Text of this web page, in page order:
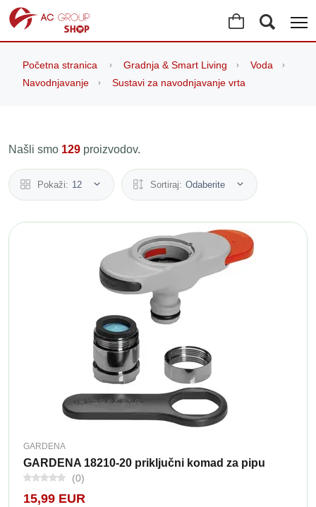
Početna stranica Gradnja & Smart Living
Voda
Navodnjavanje
Sustavi za navodnjavanje vrta
Našli smo 129 proizvodov.
Pokaži: 12 Sortiraj: Odaberite
GARDENA
GARDENA 18210-20 priključni komad za pipu
(0)
15,99 EUR